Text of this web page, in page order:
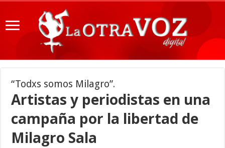
“Todxs somos Milagro”.
Artistas y periodistas en una
campaña por la libertad de
Milagro Sala